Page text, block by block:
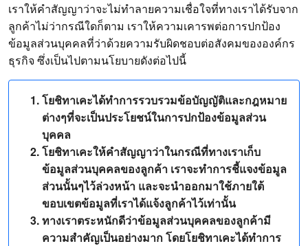
เราให้คำสัญญาว่าจะไม่ทำลายความเชื่อใจที่ทางเราได้รับจาก
ลูกค้าไม่ว่ากรณีใดก็ตาม เราให้ความเคารพต่อการปกป้อง
ข้อมูลส่วนบุคคลที่ว่าด้วยความรับผิดชอบต่อสังคมขององค์กร
ธุรกิจ ซึ่งเป็นไปตามนโยบายดังต่อไปนี้
โยชิทาเคะได้ทำการรวบรวมข้อบัญญัติและกฎหมาย
ต่างๆที่จะเป็นประโยชน์ในการปกป้องข้อมูลส่วน
บุคคล
โยชิทาเคะให้คำสัญญาว่าในกรณีที่ทางเราเก็บ
ข้อมูลส่วนบุคคลของลูกค้า เราจะทำการชี้แจงข้อมูล
ส่วนนั้นๆไว้ล่วงหน้า และจะนำออกมาใช้ภายใต้
ขอบเขตข้อมูลที่เราได้แจ้งลูกค้าไว้เท่านั้น
ทางเราตระหนักดีว่าข้อมูลส่วนบุคคลของลูกค้ามี
ความสำคัญเป็นอย่างมาก โดยโยชิทาเคะได้ทำการ